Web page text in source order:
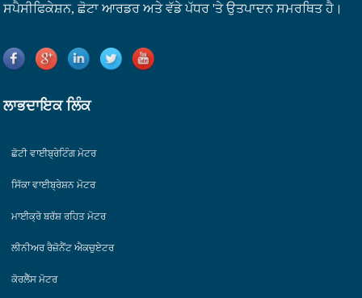
ਸਪੈਸੀਫਿਕੇਸ਼ਨ, ਛੋਟਾ ਆਰਡਰ ਅਤੇ ਵੱਡੇ ਪੱਧਰ 'ਤੇ ਉਤਪਾਦਨ ਸਮਰਥਿਤ ਹੈ।
ਲਾਭਦਾਇਕ ਲਿੰਕ
ਛੋਟੀ ਵਾਈਬ੍ਰੇਟਿੰਗ ਮੋਟਰ
ਸਿੱਕਾ ਵਾਈਬ੍ਰੇਸ਼ਨ ਮੋਟਰ
ਮਾਈਕ੍ਰੋ ਬਰੱਸ਼ ਰਹਿਤ ਮੋਟਰ
ਲੀਨੀਅਰ ਰੈਜ਼ੋਨੈਂਟ ਐਕਚੁਏਟਰ
ਕੋਰਲੈੱਸ ਮੋਟਰ